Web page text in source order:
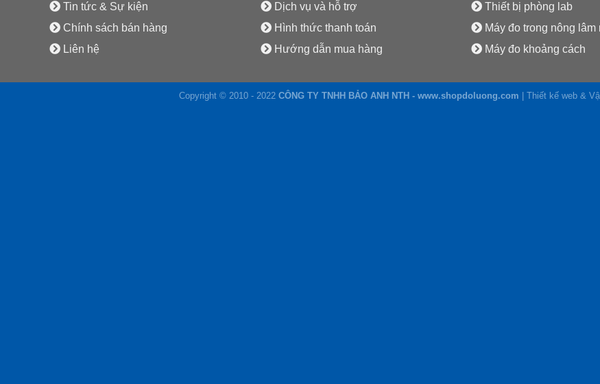
Tin tức & Sự kiện
Chính sách bán hàng
Liên hệ
Dịch vụ và hỗ trợ
Hình thức thanh toán
Hướng dẫn mua hàng
Thiết bị phòng lab
Máy đo trong nông lâm
Máy đo khoảng cách
Copyright © 2010 - 2022 CÔNG TY TNHH BẢO ANH NTH - www.shopdoluong.com | Thiết kế web &